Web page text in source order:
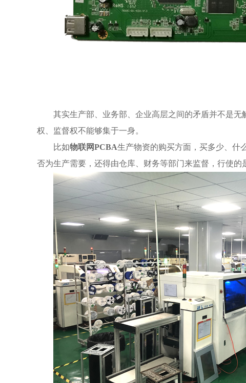
其实生产部、业务部、企业高层之间的矛盾并不是
权、监督权不能够集于一身。
比如物联网PCBA生产物资的购买方面，买多少、什
否为生产需要，还得由仓库、财务等部门来监督，行使的